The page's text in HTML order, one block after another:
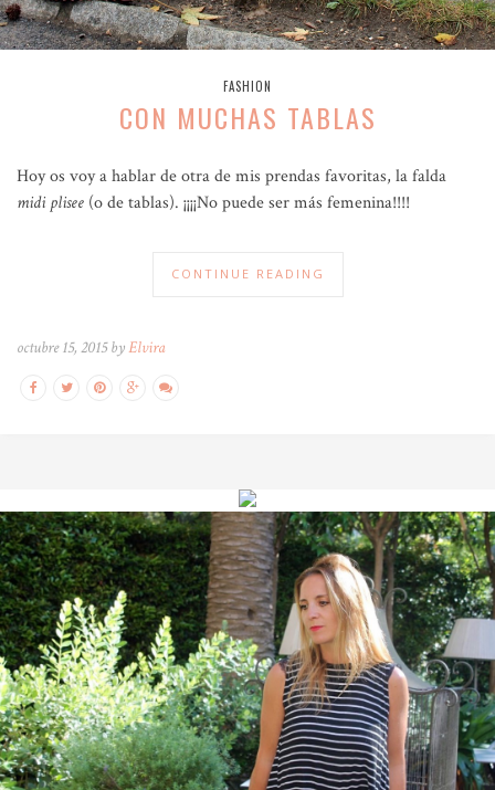
FASHION
CON MUCHAS TABLAS
Hoy os voy a hablar de otra de mis prendas favoritas, la falda
midi plisee (o de tablas). ¡¡¡¡No puede ser más femenina!!!!
CONTINUE READING
octubre 15, 2015 byElvira